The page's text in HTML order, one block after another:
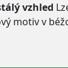
vzhled
motiv v